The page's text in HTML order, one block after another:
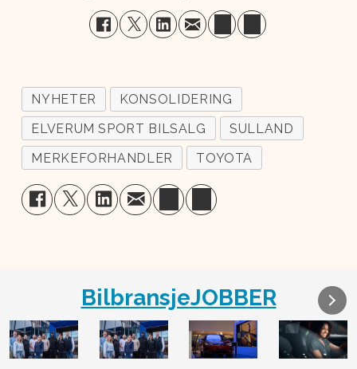
NYHETER
KONSOLIDERING
ELVERUM SPORT BILSALG
SULLAND
MERKEFORHANDLER
TOYOTA
BilbransjeJOBBER